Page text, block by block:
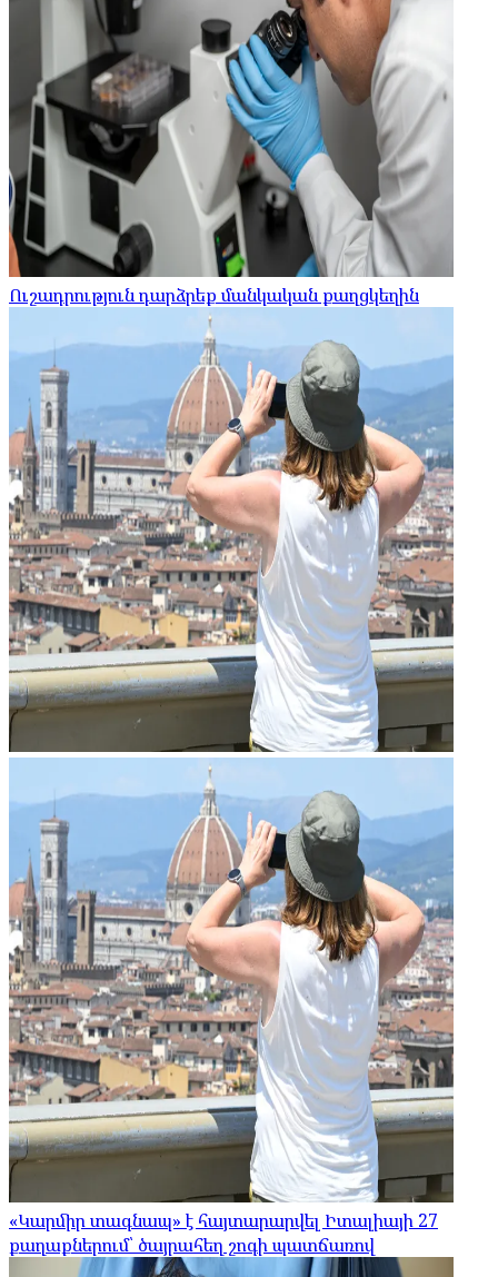
Ուշադրություն դարձրեք մանկական քաղցկեղին
«Կարմիր տագնապ» է հայտարարվել Իտալիայի 27
քաղաքներում՝ ծայրահեղ շոգի պատճառով